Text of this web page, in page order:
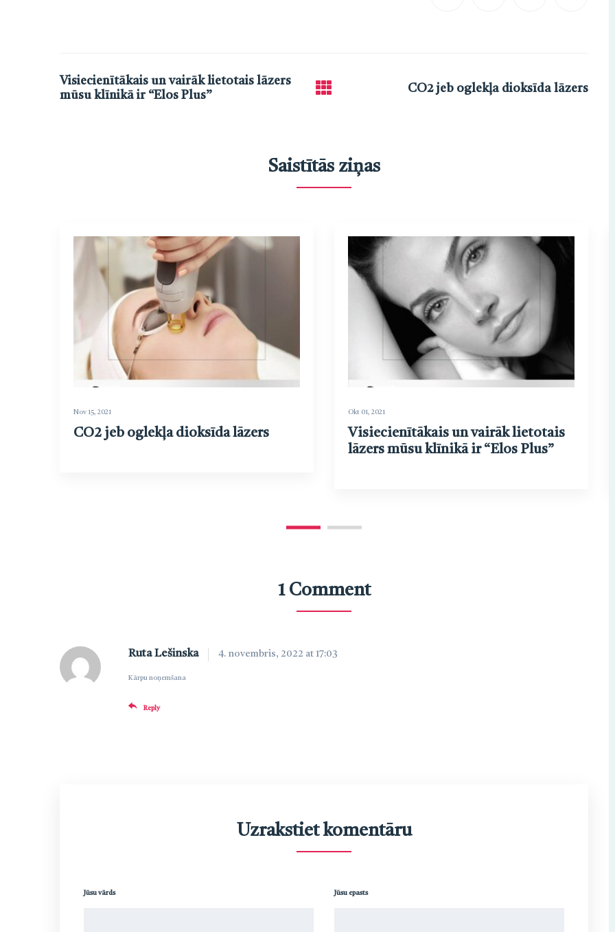
Post
navigation
Visiecienītākais un vairāk lietotais lāzers
mūsu klīnikā ir “Elos Plus”
CO2 jeb oglekļa dioksīda lāzers
Saistītās ziņas
Nov 15, 2021
CO2 jeb oglekļa dioksīda lāzers
Okt 01, 2021
Visiecienītākais un vairāk lietotais
lāzers mūsu klīnikā ir “Elos Plus”
1 Comment
Ruta Lešinska 4. novembris, 2022 at 17:03
Kārpu noņemšana
Reply
Uzrakstiet komentāru
Jūsu vārds Jūsu epasts